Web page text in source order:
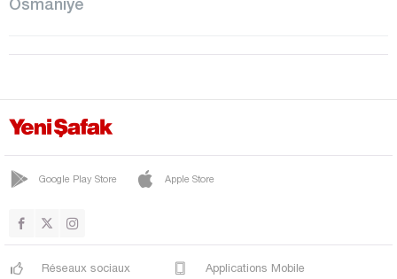
MEHMETLİ
TÜYSÜZ
YARBAŞI
Samsun
Google Play Store Apple Store
Réseaux sociaux Applications Mobile